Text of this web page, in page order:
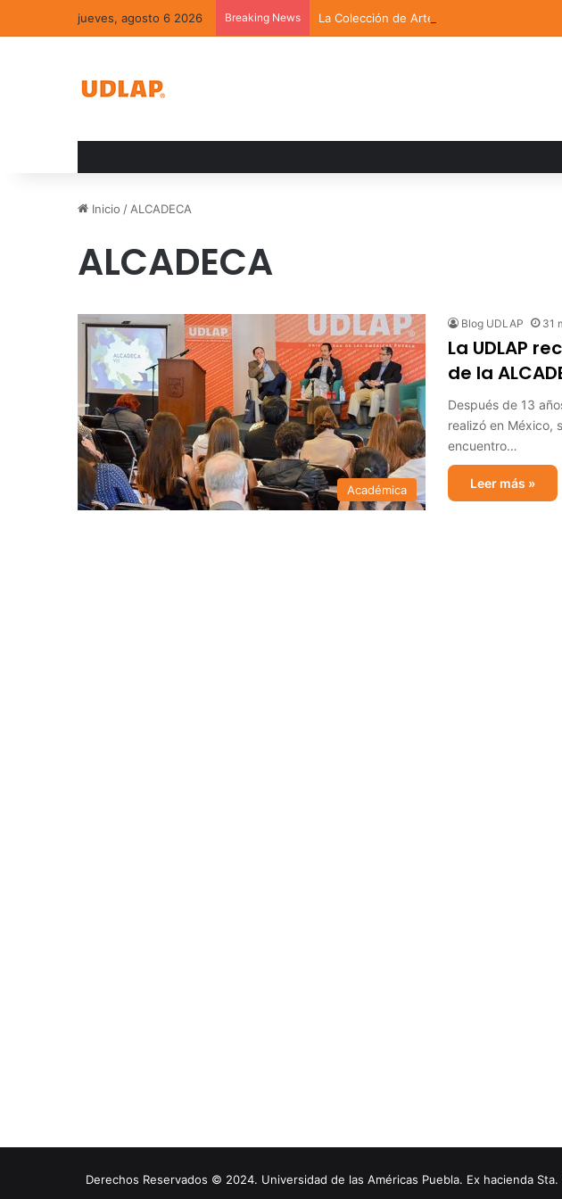
jueves, agosto 6 2026 Breaking News La Colección de Arte UDLAP fortalece su
Inicio / ALCADECA
ALCADECA
Académica
Blog UDLAP 31
La UDLAP
de la
Después de 13
realizó en México,
encuentro…
Leer más »
Derechos Reservados © 2024. Universidad de las Américas Puebla. Ex hacienda